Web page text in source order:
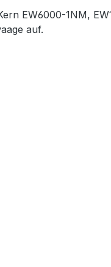
EW6000-1NM,
auf.